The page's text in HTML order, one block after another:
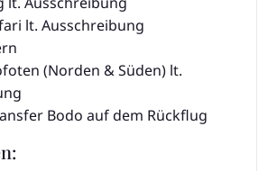
lt. Ausschreibung
(Norden & Süden) lt.
Bodo auf dem Rückflug